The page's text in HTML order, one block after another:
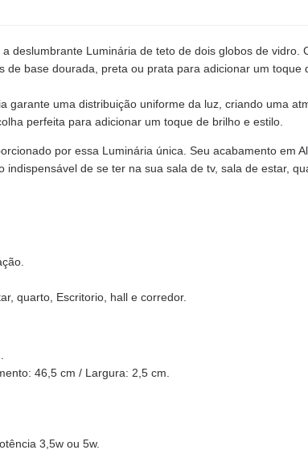
deslumbrante Luminária de teto de dois globos de
de base dourada, preta ou prata para adicionar um toque
garante uma distribuição uniforme da luz, criando uma
perfeita para adicionar um toque de brilho e estilo.
por essa Luminária única. Seu acabamento em
indispensável de se ter na sua sala de tv, sala de estar,
quarto, Escritorio, hall e corredor.
46,5 cm / Largura: 2,5 cm.
3,5w ou 5w.